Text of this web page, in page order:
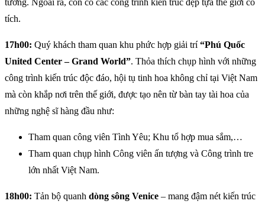
tưởng. Ngoài ra, còn có các công trình kiến trúc đẹp tựa thế giới cổ
tích.
17h00: Quý khách tham quan khu phức hợp giải trí“Phú Quốc
United Center – Grand World”. Thỏa thích chụp hình với những
công trình kiến trúc độc đáo, hội tụ tinh hoa không chỉ tại Việt Nam
mà còn khắp nơi trên thế giới, được tạo nên từ bàn tay tài hoa của
những nghệ sĩ hàng đầu như:
Tham quan công viên Tình Yêu; Khu tổ hợp mua sắm,…
Tham quan chụp hình Công viên ấn tượng và Công trình tre
lớn nhất Việt Nam.
18h00: Tản bộ quanh dòng sông Venice – mang đậm nét kiến trúc